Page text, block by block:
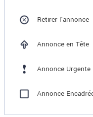
Retirer l'annonce
Annonce en Tête
Annonce Urgente
Annonce